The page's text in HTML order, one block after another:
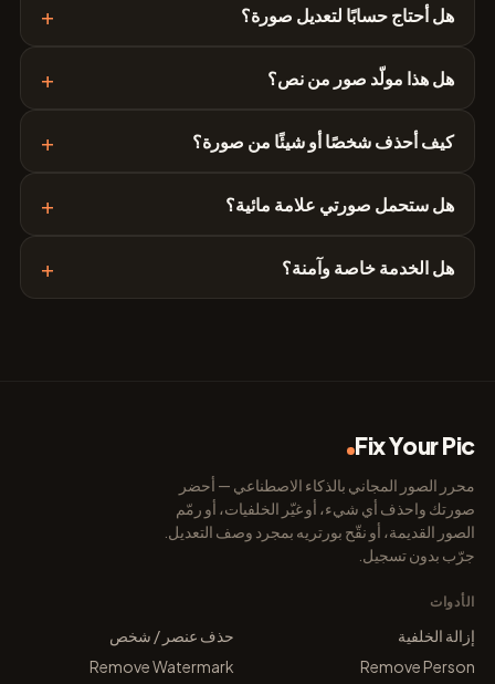
هل أحتاج حسابًا لتعديل صورة؟ +
هل هذا مولّد صور من نص؟ +
كيف أحذف شخصًا أو شيئًا من صورة؟ +
هل ستحمل صورتي علامة مائية؟ +
هل الخدمة خاصة وآمنة؟ +
Fix Your Pic
محرر الصور المجاني بالذكاء الاصطناعي — أحضر
صورتك واحذف أي شيء، أو غيّر الخلفيات، أو رمّم
الصور القديمة، أو نقّح بورتريه بمجرد وصف التعديل.
جرّب بدون تسجيل.
الأدوات
إزالة الخلفية
حذف عنصر / شخص
Remove Person
Remove Watermark